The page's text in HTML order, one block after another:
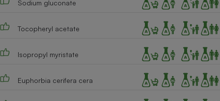
Sodium gluconate
Tocopheryl acetate
Isopropyl myristate
Euphorbia cerifera cera